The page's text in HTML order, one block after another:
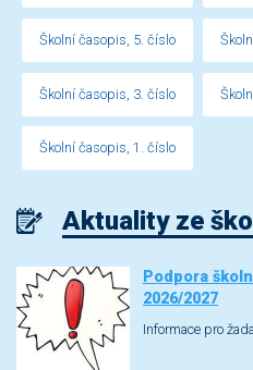
Školní časopis, 5. číslo
Školní časopis, 3. číslo
Školní časopis, 1. číslo
Aktuality ze
Podpora
2026/2027
Informace pro